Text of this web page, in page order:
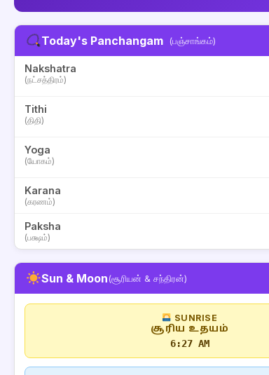
Today's Panchangam (பஞ்சாங்கம்)
Nakshatra
(நட்சத்திரம்)
Tithi
(திதி)
Yoga
(யோகம்)
Karana
(கரணம்)
Paksha
(பக்ஷம்)
Sun & Moon(சூரியன் & சந்திரன்)
SUNRISE
சூரிய உதயம்
6:27 AM